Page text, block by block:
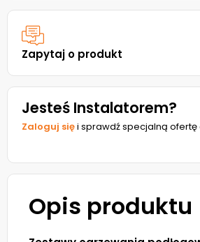
Zapytaj o produkt
Jesteś Instalatorem?
Zaloguj sięi sprawdź specjalną
Opis produktu